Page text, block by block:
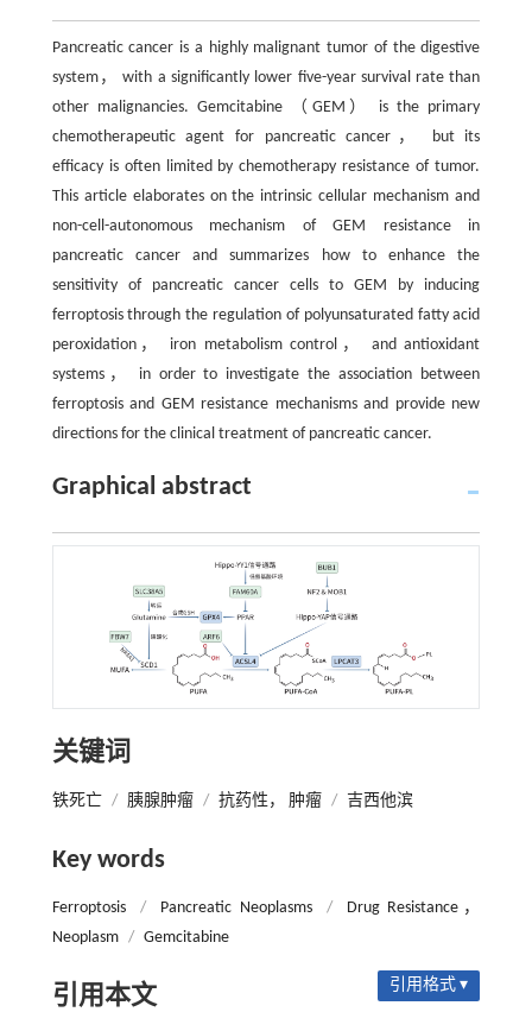
Pancreatic cancer is a highly malignant tumor of the digestive
system， with a significantly lower five-year survival rate than
other malignancies. Gemcitabine （GEM） is the primary
chemotherapeutic agent for pancreatic cancer， but its
efficacy is often limited by chemotherapy resistance of tumor.
This article elaborates on the intrinsic cellular mechanism and
non-cell-autonomous mechanism of GEM resistance in
pancreatic cancer and summarizes how to enhance the
sensitivity of pancreatic cancer cells to GEM by inducing
ferroptosis through the regulation of polyunsaturated fatty acid
peroxidation， iron metabolism control， and antioxidant
systems， in order to investigate the association between
ferroptosis and GEM resistance mechanisms and provide new
directions for the clinical treatment of pancreatic cancer.
Graphical abstract
关键词
铁死亡 / 胰腺肿瘤 / 抗药性， 肿瘤 / 吉西他滨
Key words
Ferroptosis / Pancreatic Neoplasms /
Drug Resistance，
Neoplasm / Gemcitabine
引用本文 引用格式 ▾